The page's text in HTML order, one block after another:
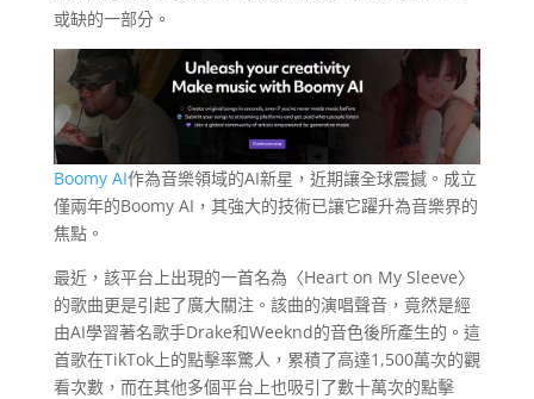
或缺的一部分。
Boomy AI作為音樂領域的AI新星，近期讓全球震撼。成立
僅兩年的Boomy AI，其強大的技術已讓它躍升為音樂界的
焦點。
最近，該平台上出現的一首名為〈Heart on My Sleeve〉
的歌曲更是引起了廣大關注。該曲的演唱聲音，竟然是經
由AI學習著名歌手Drake和Weeknd的音色後所產生的。這
首歌在TikTok上的點擊率驚人，累積了高達1,500萬次的觀
看次數，而在其他多個平台上也吸引了數十萬次的點擊